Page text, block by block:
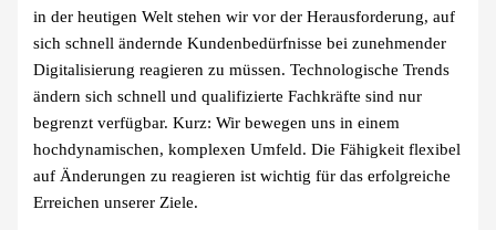
in der heutigen Welt stehen wir vor der Herausforderung, auf
sich schnell ändernde Kundenbedürfnisse bei zunehmender
Digitalisierung reagieren zu müssen. Technologische Trends
ändern sich schnell und qualifizierte Fachkräfte sind nur
begrenzt verfügbar. Kurz: Wir bewegen uns in einem
hochdynamischen, komplexen Umfeld. Die Fähigkeit flexibel
auf Änderungen zu reagieren ist wichtig für das erfolgreiche
Erreichen unserer Ziele.